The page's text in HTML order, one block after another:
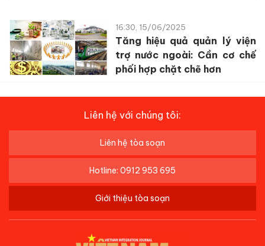
16:30, 15/06/2025
Tăng hiệu quả quản lý viện
trợ nước ngoài: Cần cơ chế
phối hợp chặt chẽ hơn
Liên hệ với chúng tôi:
Liên hệ tòa soạn
Hotline: 0912 953 695
Giới thiệu tòa soạn